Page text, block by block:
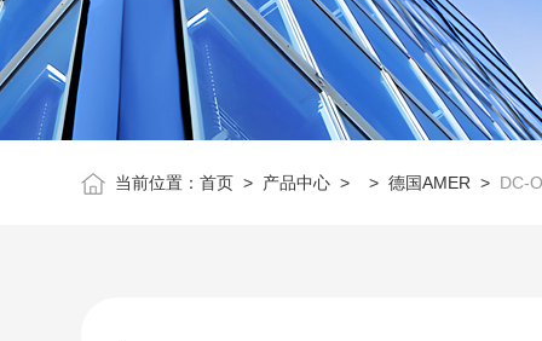
当前位置：首页 > 产品中心 > >德国AMER > DC-